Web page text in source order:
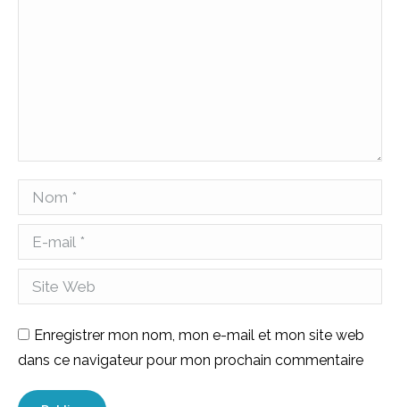
Nom *
E-mail *
Site Web
Enregistrer mon nom, mon e-mail et mon site web
dans ce navigateur pour mon prochain commentaire